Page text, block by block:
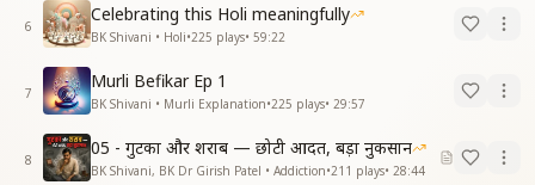
6
Celebrating this Holi meaningfully
BK Shivani • Holi•225 plays• 59:22
7
Murli Befikar Ep 1
BK Shivani • Murli Explanation•225 plays• 29:57
8
05 - गुटका और शराब — छोटी आदत, बड़ा नुकसान
BK Shivani, BK Dr Girish Patel • Addiction•211 plays• 28:44